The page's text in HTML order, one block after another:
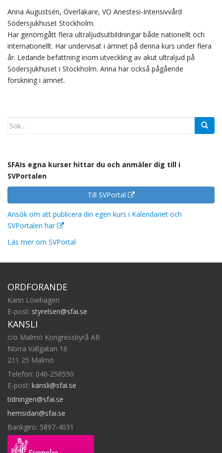
Anna Augustsén, Överläkare, VO Anestesi-Intensivvård
Södersjukhuset Stockholm.
Har genomgått flera ultraljudsutbildningar både nationellt och
internationellt. Har undervisat i ämnet på denna kurs under flera
år. Ledande befattning inom utveckling av akut ultraljud på
Södersjukhuset i Stockholm. Anna har också pågående
forskning i ämnet.
SFAIs egna kurser hittar du och anmäler dig till i
SVPortalen
Till SVPortal
Ansök om att publicera din egen kurs i Kalendariet och
SVPortalen här
Läs mer om SVPortal
ORDFÖRANDE
Karin Löwhagen
E-post: styrelsen@sfai.se
KANSLI
c/o Malmö Kongressbyrå AB
Norra Vallgatan 16
211 25 Malmö
Telefon: 040-258550
E-post: kansli@sfai.se
tidningen@sfai.se
hemsidan@sfai.se
Bankgiro: 5897-4031